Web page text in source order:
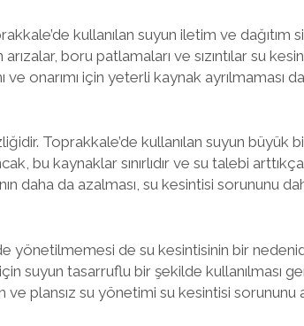
kullanılan suyun iletim ve dağıtım
boru patlamaları ve sızıntılar su
ve onarımı için yeterli kaynak ayrılmaması
Toprakkale’de kullanılan suyun büyük
bu kaynaklar sınırlıdır ve su talebi
daha da azalması, su kesintisi sorununu
yönetilmemesi de su kesintisinin bir
suyun tasarruflu bir şekilde kullanılması
plansız su yönetimi su kesintisi sorununu